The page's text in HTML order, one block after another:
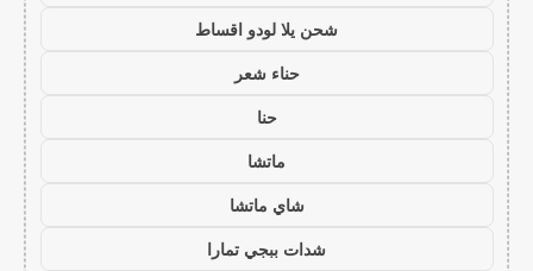
شحن يلا لودو اقساط
حناء شعر
حنا
ماتشا
شاي ماتشا
شدات ببجي تمارا